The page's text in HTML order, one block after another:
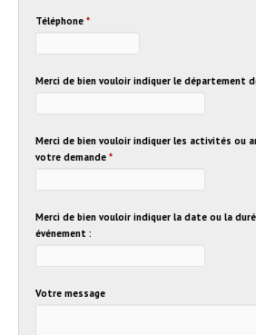
Téléphone *
Merci de bien vouloir indiquer le département
Merci de bien vouloir indiquer les activités ou
votre demande *
Merci de bien vouloir indiquer la date ou la
événement :
Votre message